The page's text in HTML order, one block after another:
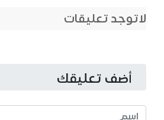
لاتوجد تعليقات
أضف تعليقك